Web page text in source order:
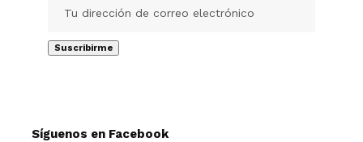
Síguenos en Facebook